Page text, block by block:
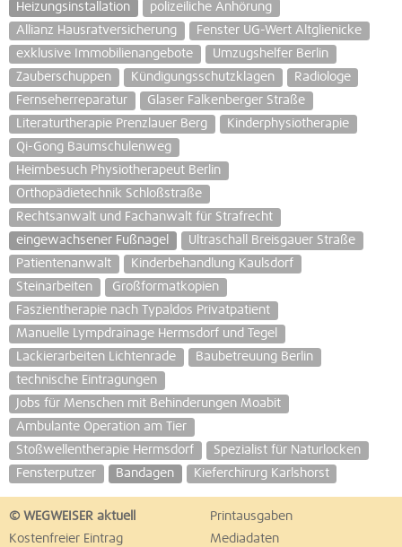
Heizungsinstallation
polizeiliche Anhörung
Allianz Hausratversicherung
Fenster UG-Wert Altglienicke
exklusive Immobilienangebote
Umzugshelfer Berlin
Zauberschuppen
Kündigungsschutzklagen
Radiologe
Fernseherreparatur
Glaser Falkenberger Straße
Literaturtherapie Prenzlauer Berg
Kinderphysiotherapie
Qi-Gong Baumschulenweg
Heimbesuch Physiotherapeut Berlin
Orthopädietechnik Schloßstraße
Rechtsanwalt und Fachanwalt für Strafrecht
eingewachsener Fußnagel
Ultraschall Breisgauer Straße
Patientenanwalt
Kinderbehandlung Kaulsdorf
Steinarbeiten
Großformatkopien
Faszientherapie nach Typaldos Privatpatient
Manuelle Lympdrainage Hermsdorf und Tegel
Lackierarbeiten Lichtenrade
Baubetreuung Berlin
technische Eintragungen
Jobs für Menschen mit Behinderungen Moabit
Ambulante Operation am Tier
Stoßwellentherapie Hermsdorf
Spezialist für Naturlocken
Fensterputzer
Bandagen Kieferchirurg Karlshorst
© WEGWEISER aktuell
Printausgaben
Kostenfreier Eintrag
Mediadaten